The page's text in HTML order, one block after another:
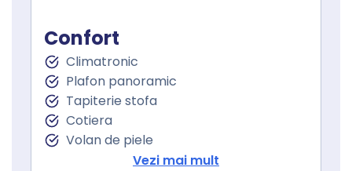
Confort
Climatronic
Plafon panoramic
Tapiterie stofa
Cotiera
Volan de piele
Volan cu comenziVezi mai mult